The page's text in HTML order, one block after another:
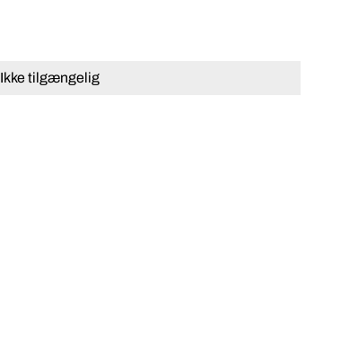
Ikke tilgængelig